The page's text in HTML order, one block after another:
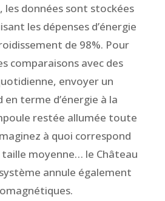
données sont stockées
les dépenses d’énergie
de 98%. Pour
comparaisons avec des
envoyer un
terme d’énergie à la
restée allumée toute
à quoi correspond
moyenne… le Château
annule également